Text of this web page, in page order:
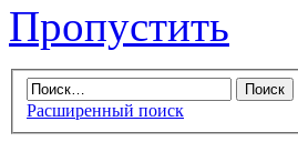
Пропустить
Расширенный поиск